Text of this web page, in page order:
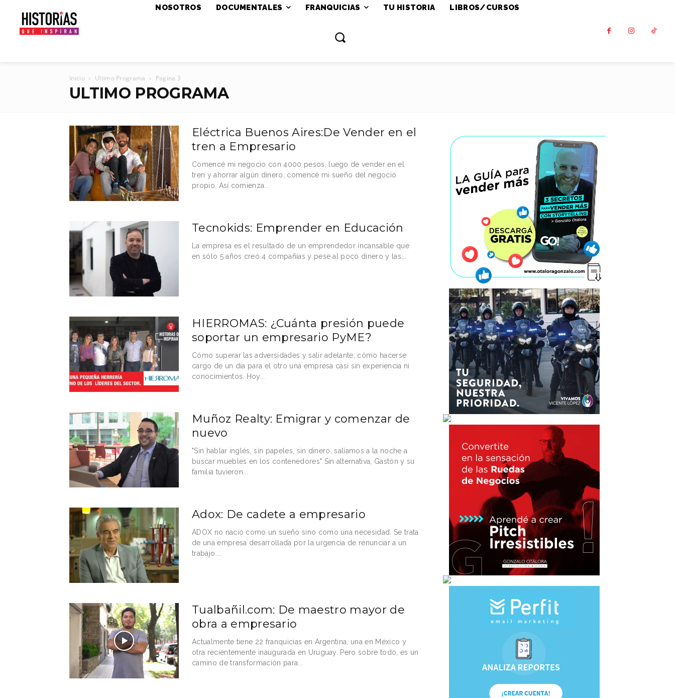
NOSOTROS DOCUMENTALES FRANQUICIAS TU HISTORIA LIBROS/CURSOS
Inicio Ultimo Programa Pagina 3
ULTIMO PROGRAMA
Eléctrica Buenos Aires:De Vender en el
tren a Empresario
Comencé mi negocio con 4000 pesos, luego de vender en el
tren y ahorrar algún dinero, comencé mi sueño del negocio
propio. Así comienza...
Tecnokids: Emprender en Educación
La empresa es el resultado de un emprendedor incansable que
en sólo 5 años creó 4 compañías y pese al poco dinero y las...
HIERROMAS: ¿Cuánta presión puede
soportar un empresario PyME?
Cómo superar las adversidades y salir adelante, cómo hacerse
cargo de un día para el otro una empresa casi sin experiencia ni
conocimientos. Hoy...
Muñoz Realty: Emigrar y comenzar de
nuevo
"Sin hablar inglés, sin papeles, sin dinero, salíamos a la noche a
buscar muebles en los contenedores" Sin alternativa, Gastón y su
familia tuvieron...
Adox: De cadete a empresario
ADOX no nació como un sueño sino como una necesidad. Se trata
de una empresa desarrollada por la urgencia de renunciar a un
trabajo....
Tualbañil.com: De maestro mayor de
obra a empresario
Actualmente tiene 22 franquicias en Argentina, una en México y
otra recientemente inaugurada en Uruguay. Pero sobre todo, es un
camino de transformación para...